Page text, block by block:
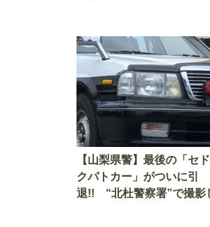
【山梨県警】最後の「セ
クパトカー」がついに引
退!! “北杜警察署”で撮影